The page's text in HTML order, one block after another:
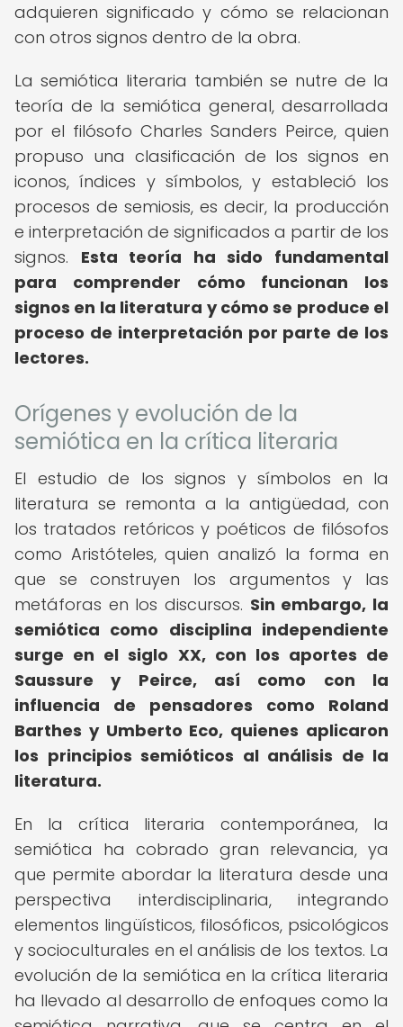
adquieren significado y cómo se relacionan
con otros signos dentro de la obra.
La semiótica literaria también se nutre de la
teoría de la semiótica general, desarrollada
por el filósofo Charles Sanders Peirce, quien
propuso una clasificación de los signos en
iconos, índices y símbolos, y estableció los
procesos de semiosis, es decir, la producción
e interpretación de significados a partir de los
signos. Esta teoría ha sido fundamental
para comprender cómo funcionan los
signos en la literatura y cómo se produce el
proceso de interpretación por parte de los
lectores.
Orígenes y evolución de la
semiótica en la crítica literaria
El estudio de los signos y símbolos en la
literatura se remonta a la antigüedad, con
los tratados retóricos y poéticos de filósofos
como Aristóteles, quien analizó la forma en
que se construyen los argumentos y las
metáforas en los discursos. Sin embargo, la
semiótica como disciplina independiente
surge en el siglo XX, con los aportes de
Saussure y Peirce, así como con la
influencia de pensadores como Roland
Barthes y Umberto Eco, quienes aplicaron
los principios semióticos al análisis de la
literatura.
En la crítica literaria contemporánea, la
semiótica ha cobrado gran relevancia, ya
que permite abordar la literatura desde una
perspectiva interdisciplinaria, integrando
elementos lingüísticos, filosóficos, psicológicos
y socioculturales en el análisis de los textos. La
evolución de la semiótica en la crítica literaria
ha llevado al desarrollo de enfoques como la